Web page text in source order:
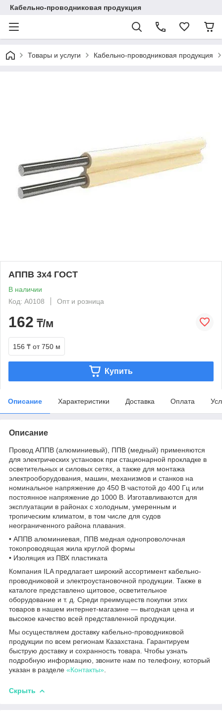
Кабельно-проводниковая продукция
Товары и услуги Кабельно-проводниковая продукция
АППВ 3х4 ГОСТ
В наличии
Код: А0108
Опт и розница
162 ₸/м
156 ₸ от 750 м
Купить
Описание Характеристики Доставка Оплата
Описание
Провод АППВ (алюминиевый), ППВ (медный) применяются
для электрических установок при стационарной прокладке в
осветительных и силовых сетях, а также для монтажа
электрооборудования, машин, механизмов и станков на
номинальное напряжение до 450 В частотой до 400 Гц или
постоянное напряжение до 1000 В. Изготавливаются для
эксплуатации в районах с холодным, умеренным и
тропическим климатом, в том числе для судов
неограниченного района плавания.
• АППВ алюминиевая, ППВ медная однопроволочная
токопроводящая жила круглой формы
• Изоляция из ПВХ пластиката
Компания ILA предлагает широкий ассортимент кабельно-
проводниковой и электроустановочной продукции. Также в
каталоге представлено щитовое, осветительное
оборудование и т. д. Среди преимуществ покупки этих
товаров в нашем интернет-магазине — выгодная цена и
высокое качество всей представленной продукции.
Мы осуществляем доставку кабельно-проводниковой
продукции по всем регионам Казахстана. Гарантируем
быструю доставку и сохранность товара. Чтобы узнать
подробную информацию, звоните нам по телефону, который
указан в разделе «Контакты»
Скрыть